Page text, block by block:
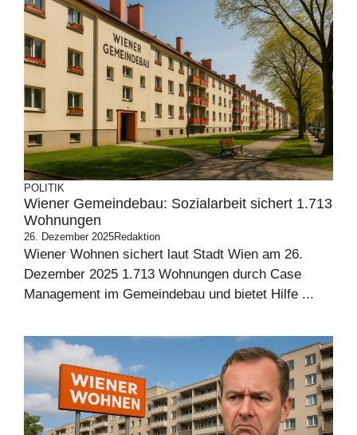
POLITIK
Wiener Gemeindebau: Sozialarbeit sichert 1.713
Wohnungen
26. Dezember 2025Redaktion
Wiener Wohnen sichert laut Stadt Wien am 26.
Dezember 2025 1.713 Wohnungen durch Case
Management im Gemeindebau und bietet Hilfe ...